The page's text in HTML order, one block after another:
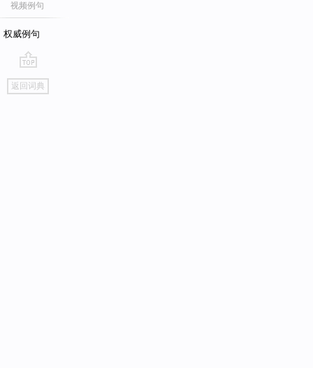
视频例句
权威例句
go
top
返回词典